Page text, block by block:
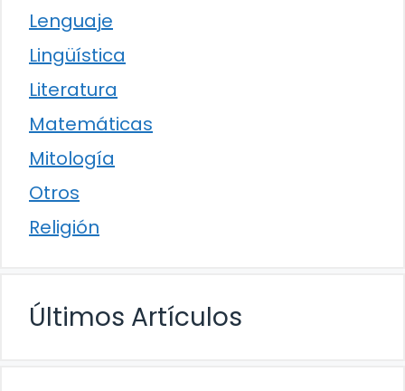
Lenguaje
Lingüística
Literatura
Matemáticas
Mitología
Otros
Religión
Últimos Artículos